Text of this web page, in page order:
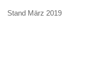
Stand März 2019